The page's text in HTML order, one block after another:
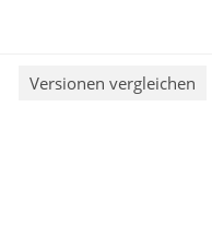
Versionen vergleichen